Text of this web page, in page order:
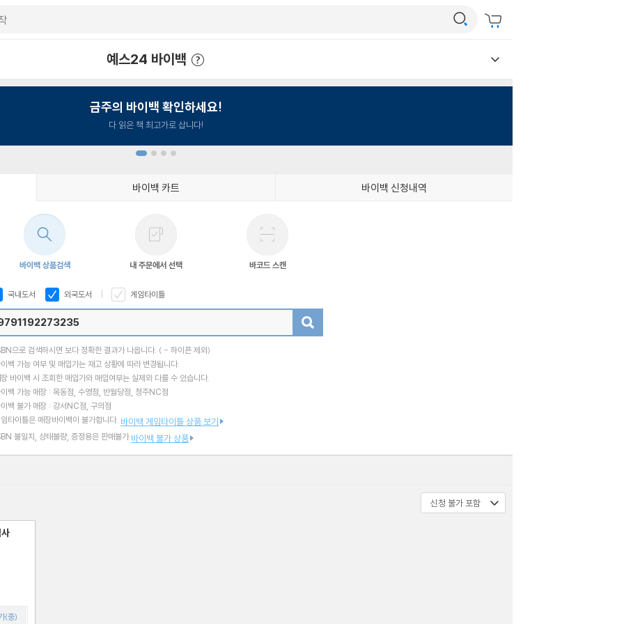
예스24 바이백
금주의 바이백 확인하세요!
다 읽은 책 최고가로 삽니다!
바이백 카트 바이백 신청내역
바이백 상품검색 내 주문에서 선택 바코드 스캔
국내도서 외국도서 게임타이틀
으로 검색하시면 보다 정확한 결과가 나옵니다. ( - 하이픈 제외)
백 가능 여부 및 매입가는 재고 상황에 따라 변경됩니다.
바이백 시 조회한 매입가와 매입여부는 실제와 다를 수 있습니다.
백 가능 매장 : 목동점, 수영점, 반월당점, 청주NC점
백 불가 매장 : 강서NC점, 구의점
타이틀은 매장바이백이 불가합니다. 바이백 게임타이틀 상품 보기
불일치, 상태불량, 증정용은 판매불가 바이백 불가 상품
(중)